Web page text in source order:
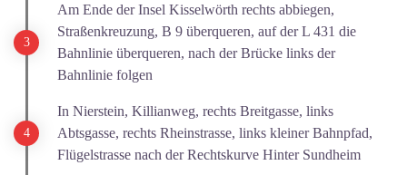
Am Ende der Insel Kisselwörth rechts abbiegen,
Straßenkreuzung, B 9 überqueren, auf der L 431 die
Bahnlinie überqueren, nach der Brücke links der
Bahnlinie folgen
In Nierstein, Killianweg, rechts Breitgasse, links
Abtsgasse, rechts Rheinstrasse, links kleiner Bahnpfad,
Flügelstrasse nach der Rechtskurve Hinter Sundheim